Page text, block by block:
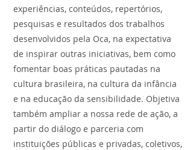
experiências, conteúdos, repertórios,
pesquisas e resultados dos trabalhos
desenvolvidos pela Oca, na expectativa
de inspirar outras iniciativas, bem como
fomentar boas práticas pautadas na
cultura brasileira, na cultura da infância
e na educação da sensibilidade. Objetiva
também ampliar a nossa rede de ação, a
partir do diálogo e parceria com
instituições públicas e privadas, coletivos,